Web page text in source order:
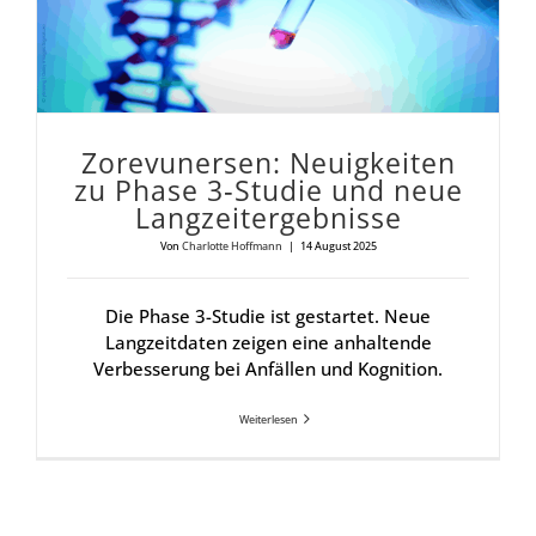
Zore­vu­n­er­sen: Neu­ig­kei­ten
zu Pha­se 3‑Studie und neue
Lang­zeit­er­geb­nis­se
Von Charlotte Hoffmann | 14 August 2025
Die Phase 3-Studie ist gestartet. Neue
Langzeitdaten zeigen eine anhaltende
Verbesserung bei Anfällen und Kognition.
Weiterlesen